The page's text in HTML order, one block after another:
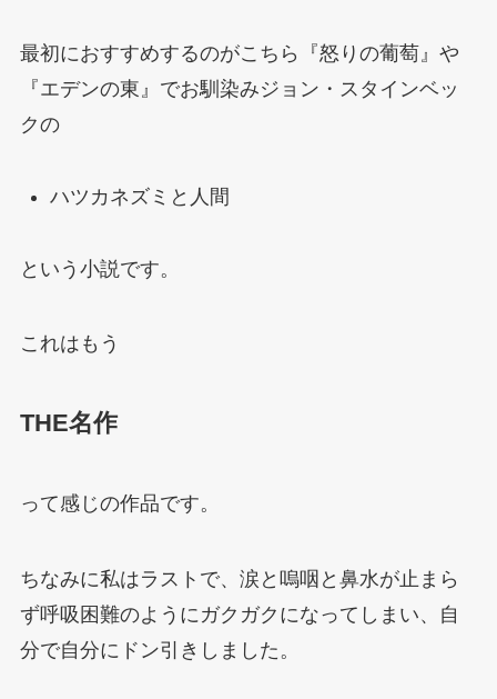
最初におすすめするのがこちら『怒りの葡萄』や
『エデンの東』でお馴染みジョン・スタインベッ
クの
ハツカネズミと人間
という小説です。
これはもう
THE名作
って感じの作品です。
ちなみに私はラストで、涙と嗚咽と鼻水が止まら
ず呼吸困難のようにガクガクになってしまい、自
分で自分にドン引きしました。